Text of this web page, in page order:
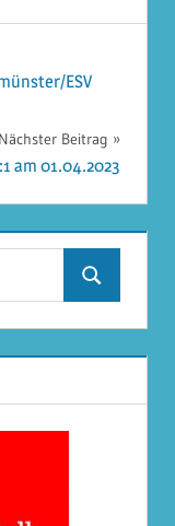
ESV
Nächster Beitrag
am 01.04.2023
Suchen